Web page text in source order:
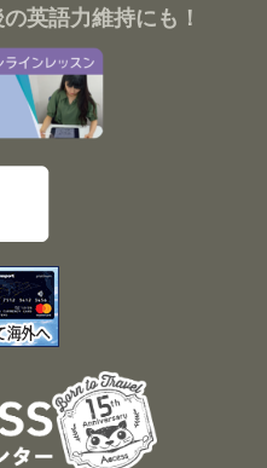
英語力維持にも！